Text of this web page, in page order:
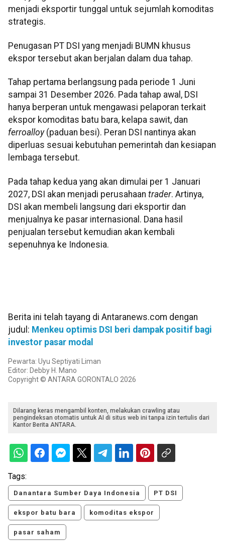
menjadi eksportir tunggal untuk sejumlah komoditas
strategis.
Penugasan PT DSI yang menjadi BUMN khusus
ekspor tersebut akan berjalan dalam dua tahap.
Tahap pertama berlangsung pada periode 1 Juni
sampai 31 Desember 2026. Pada tahap awal, DSI
hanya berperan untuk mengawasi pelaporan terkait
ekspor komoditas batu bara, kelapa sawit, dan
ferroalloy(paduan besi). Peran DSI nantinya akan
diperluas sesuai kebutuhan pemerintah dan kesiapan
lembaga tersebut.
Pada tahap kedua yang akan dimulai per 1 Januari
2027, DSI akan menjadi perusahaan trader. Artinya,
DSI akan membeli langsung dari eksportir dan
menjualnya ke pasar internasional. Dana hasil
penjualan tersebut kemudian akan kembali
sepenuhnya ke Indonesia.
Berita ini telah tayang di Antaranews.com dengan
judul: Menkeu optimis DSI beri dampak positif bagi
investor pasar modal
Pewarta: Uyu Septiyati Liman
Editor: Debby H. Mano
Copyright © ANTARA GORONTALO 2026
Dilarang keras mengambil konten, melakukan crawling atau
pengindeksan otomatis untuk AI di situs web ini tanpa izin tertulis dari
Kantor Berita ANTARA.
Tags:
Danantara Sumber Daya Indonesia PT DSI
ekspor batu bara komoditas ekspor
pasar saham